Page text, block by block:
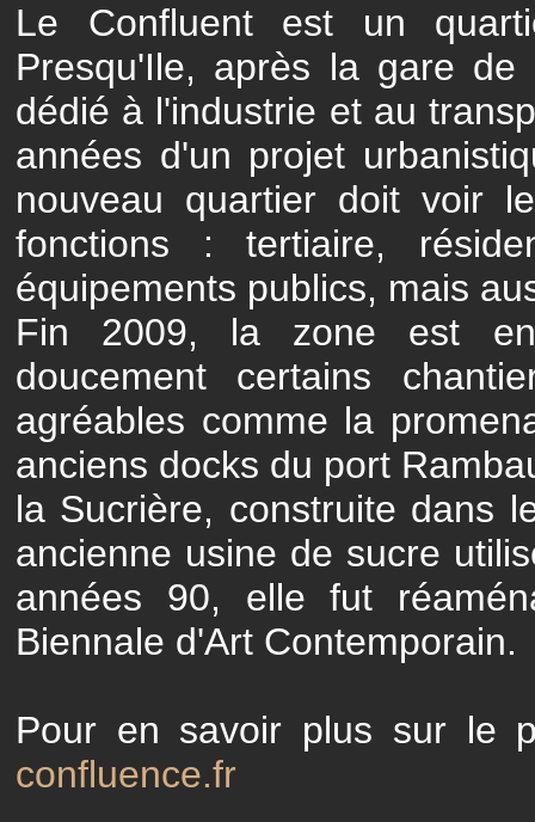
Le Confluent est un
Presqu'Ile, après la gare
dédié à l'industrie et au
années d'un projet
nouveau quartier doit voir
fonctions : tertiaire,
équipements publics, mais
Fin 2009, la zone est
doucement certains
agréables comme la
anciens docks du port
la Sucrière, construite dans
ancienne usine de sucre
années 90, elle fut
Biennale d'Art Contemporain.
Pour en savoir plus sur le
confluence.fr